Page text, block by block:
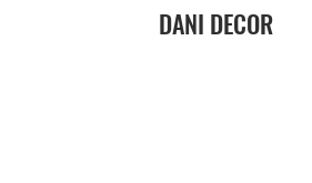
DANI DECOR